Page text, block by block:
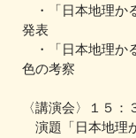
・「日本地理か
発表
・「日本地理か
色の考察
〈講演会〉１５：
演題「日本地理